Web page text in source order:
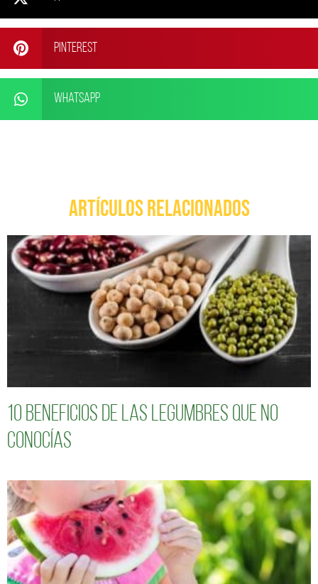
Pinterest
WhatsApp
ARTÍCULOS RELACIONADOS
10 Beneficios de las legumbres que no
conocías